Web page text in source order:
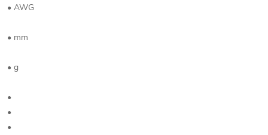
• AWG
• mm
• g
•
•
•